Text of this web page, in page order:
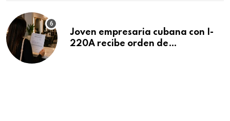
Joven empresaria cubana con I-
220A recibe orden de